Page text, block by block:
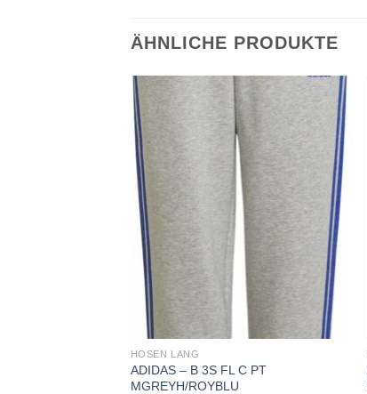
ÄHNLICHE PRODUKTE
wishlist
HOSEN LANG
ADIDAS – B 3S FL C PT
MGREYH/ROYBLU